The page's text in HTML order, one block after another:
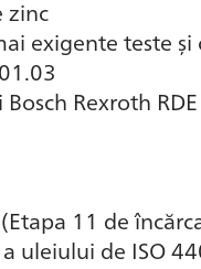
zinc
exigente teste
Rexroth
11 de
uleiului de ISO